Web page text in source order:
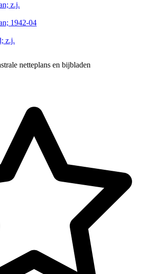
z.j.
1942-04
z.j.
netteplans en bijbladen